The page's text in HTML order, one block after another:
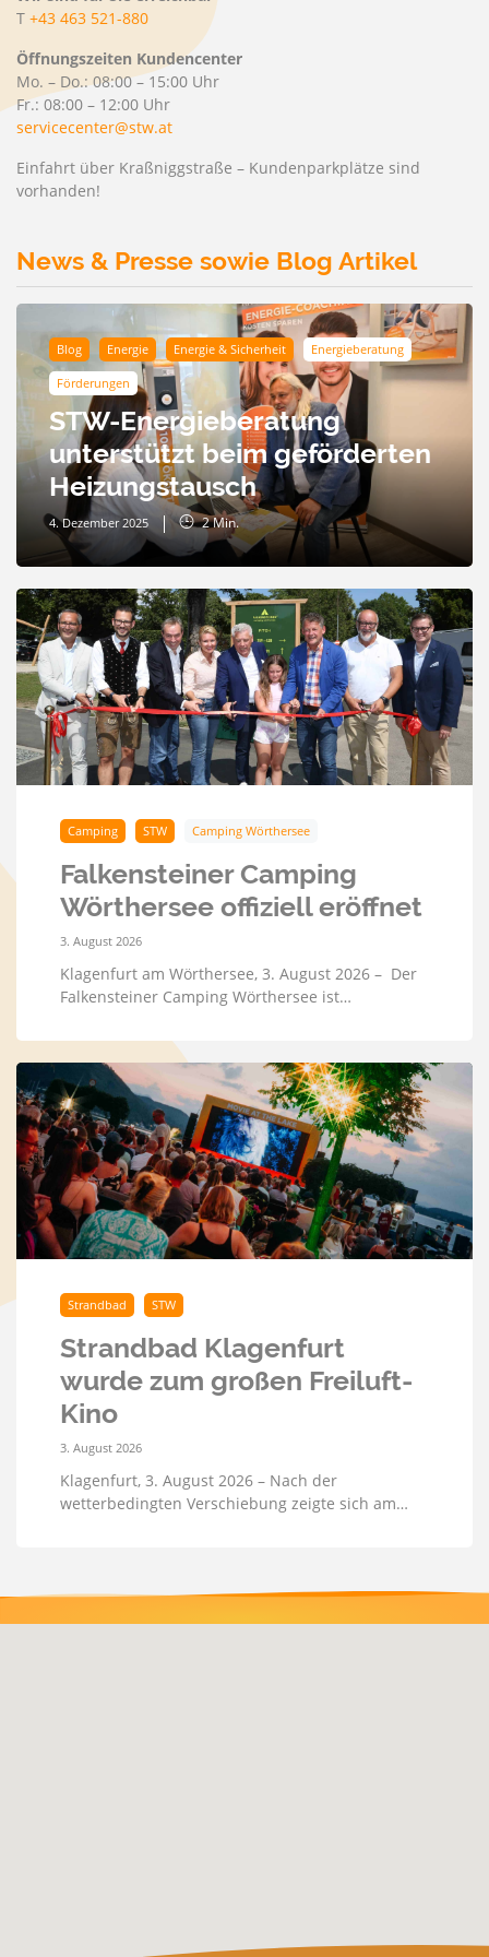
T +43 463 521-880
Öffnungszeiten Kundencenter
Mo. – Do.: 08:00 – 15:00 Uhr
Fr.: 08:00 – 12:00 Uhr
servicecenter@stw.at
Einfahrt über Kraßniggstraße – Kundenparkplätze sind
vorhanden!
News & Presse sowie Blog Artikel
Blog Energie Energie & Sicherheit Energieberatung
Förderungen
STW-Energieberatung
unterstützt beim geförderten
Heizungstausch
4. Dezember 2025 2Min.
Camping STW Camping Wörthersee
Falkensteiner Camping
Wörthersee offiziell eröffnet
3. August 2026
Klagenfurt am Wörthersee, 3. August 2026 – Der
Falkensteiner Camping Wörthersee ist…
Strandbad STW
Strandbad Klagenfurt
wurde zum großen Freiluft-
Kino
3. August 2026
Klagenfurt, 3. August 2026 – Nach der
wetterbedingten Verschiebung zeigte sich am…